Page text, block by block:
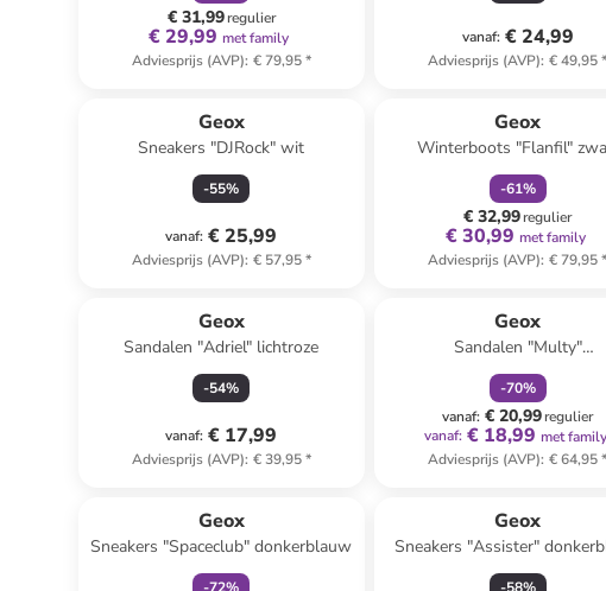
€ 31,99regulier
€ 29,99 met family
Adviesprijs (AVP): € 79,95*
vanaf: € 24,99
Adviesprijs (AVP): € 49,95*
Geox
Sneakers "DJRock" wit
-55%
vanaf: € 25,99
Adviesprijs (AVP): € 57,95*
Geox
Winterboots "Flanfil"
-61%
€ 32,99regulier
€ 30,99 met family
Adviesprijs (AVP): € 79,95*
Geox
Sandalen "Adriel" lichtroze
-54%
vanaf: € 17,99
Adviesprijs (AVP): € 39,95*
Geox
Sandalen "Multy"
donkerblauw/rood
-70%
vanaf: € 20,99regulier
vanaf: € 18,99 met family
Adviesprijs (AVP): € 64,95*
Geox
Sneakers "Spaceclub" donkerblauw
Geox
Sneakers "Assister"